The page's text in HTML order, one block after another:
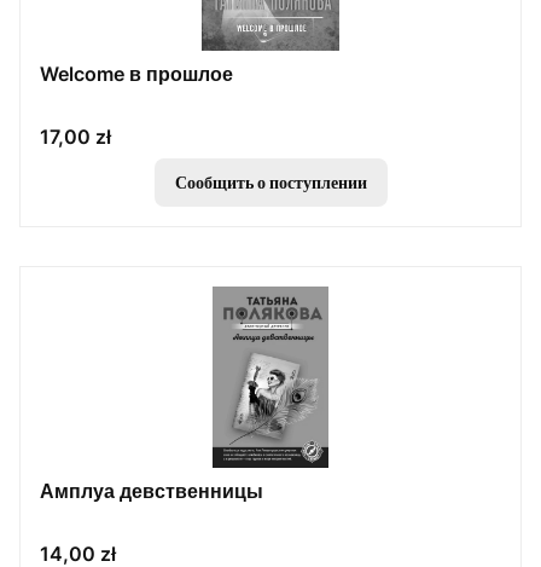
Welcome в прошлое
Цена
17,00 zł
Сообщить о поступлении
Амплуа девственницы
Цена
14,00 zł